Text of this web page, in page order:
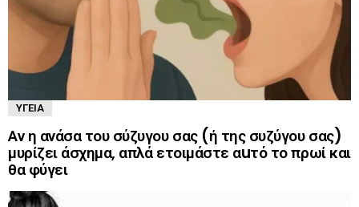
ΥΓΕΊΑ
Αν η ανάσα του σύζυγου σας (ή της συζύγου σας)
μυρίζει άσχημα, απλά ετοιμάστε αuτό το πρωί και
θα φύγει